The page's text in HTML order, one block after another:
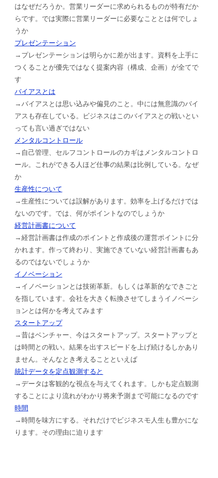
はなぜだろうか。営業リーダーに求められるものが特有だか
らです。では実際に営業リーダーに必要なこととは何でしょ
うか
プレゼンテーション
→プレゼンテーションは明らかに差が出ます。資料を上手に
つくることが優先ではなく提案内容（構成、企画）が全てで
す
バイアスとは
→バイアスとは思い込みや偏見のこと。中には無意識のバイ
アスも存在している。ビジネスはこのバイアスとの戦いとい
っても言い過ぎではない
メンタルコントロール
→自己管理、セルフコントロールのカギはメンタルコントロ
ール。これができる人ほど仕事の結果は比例している。なぜ
か
生産性について
→生産性については誤解があります。効率を上げるだけでは
ないのです。では、何がポイントなのでしょうか
経営計画書について
→経営計画書は作成のポイントと作成後の運営ポイントに分
かれます。作って終わり、実施できていない経営計画書もあ
るのではないでしょうか
イノベーション
→イノベーションとは技術革新。もしくは革新的なできごと
を指しています。会社を大きく転換させてしまうイノベーシ
ョンとは何かを考えてみます
スタートアップ
→昔はベンチャー、今はスタートアップ。スタートアップと
は時間との戦い。結果を出すスピードを上げ続けるしかあり
ません。そんなとき考えることといえば
統計データを定点観測すると
→データは客観的な視点を与えてくれます。しかも定点観測
することにより流れがわかり将来予測まで可能になるのです
時間
→時間を味方にする。それだけでビジネスモ人生も豊かにな
ります。その理由に迫ります